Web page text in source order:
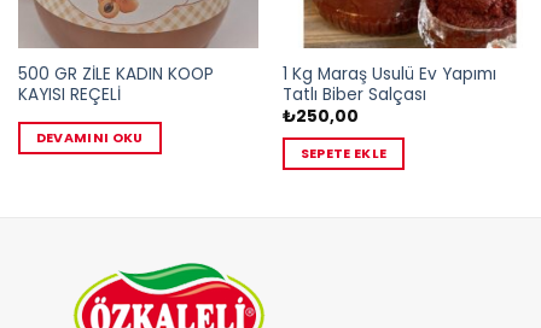
500 GR ZİLE KADIN KOOP
KAYISI REÇELİ
DEVAMINI OKU
1 Kg Maraş Usulü Ev Yapımı
Tatlı Biber Salçası
₺250,00
SEPETE EKLE